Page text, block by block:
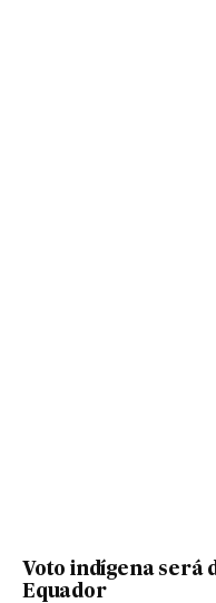
Voto indígena será
Equador